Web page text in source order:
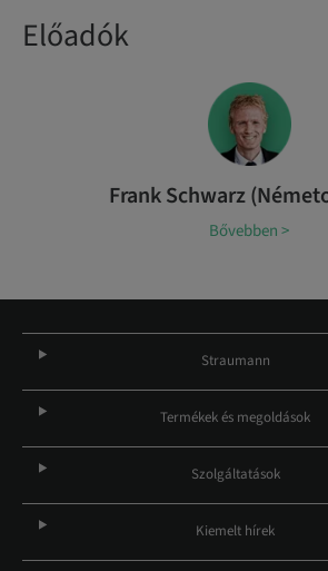
Előadók
Frank Schwarz
Bővebben >
Straumann
Termékek és megoldások
Szolgáltatások
Kiemelt hírek